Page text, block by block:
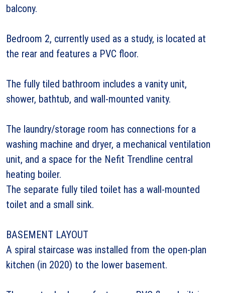
balcony.
Bedroom 2, currently used as a study, is located at
the rear and features a PVC floor.
The fully tiled bathroom includes a vanity unit,
shower, bathtub, and wall-mounted vanity.
The laundry/storage room has connections for a
washing machine and dryer, a mechanical ventilation
unit, and a space for the Nefit Trendline central
heating boiler.
The separate fully tiled toilet has a wall-mounted
toilet and a small sink.
BASEMENT LAYOUT
A spiral staircase was installed from the open-plan
kitchen (in 2020) to the lower basement.